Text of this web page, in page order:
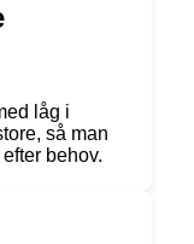
låg i
så man
behov.